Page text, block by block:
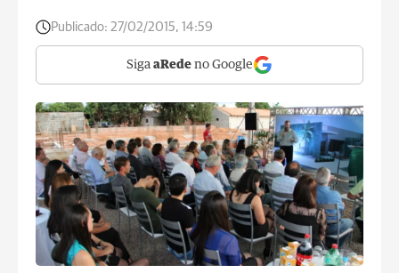
Publicado: 27/02/2015, 14:59
Siga aRede no Google